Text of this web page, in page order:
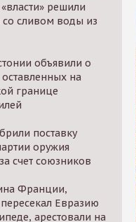
решили
со сливом воды из
объявили о
на
границе
поставку
оружия
счет союзников
Франции,
Евразию
арестовали на